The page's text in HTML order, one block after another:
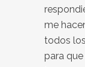
me
todos
para